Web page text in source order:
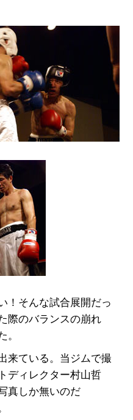
！そんな試合展開だっ
際のバランスの崩れ
。
来ている。当ジムで撮
ディレクター村山哲
真しか無いのだ